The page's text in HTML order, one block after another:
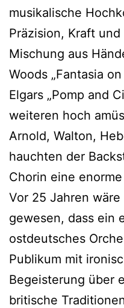
musikalische
Präzision, Kraft
Mischung aus
Woods „Fantasia
Elgars „Pomp and
weiteren hoch
Arnold, Walton,
hauchten der
Chorin eine
Vor 25 Jahren
gewesen, dass ein
ostdeutsches
Publikum mit
Begeisterung über
britische